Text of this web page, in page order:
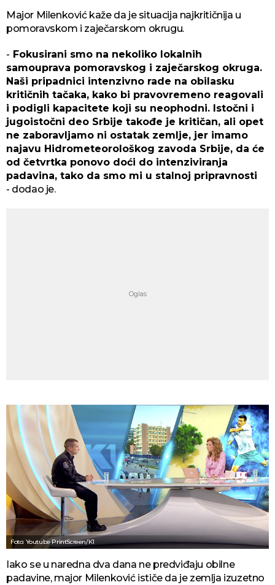
Major Milenković kaže da je situacija najkritičnija u
pomoravskom i zaječarskom okrugu.
- Fokusirani smo na nekoliko lokalnih
samouprava pomoravskog i zaječarskog okruga.
Naši pripadnici intenzivno rade na obilasku
kritičnih tačaka, kako bi pravovremeno reagovali
i podigli kapacitete koji su neophodni. Istočni i
jugoistočni deo Srbije takođe je kritičan, ali opet
ne zaboravljamo ni ostatak zemlje, jer imamo
najavu Hidrometeorološkog zavoda Srbije, da će
od četvrtka ponovo doći do intenziviranja
padavina, tako da smo mi u stalnoj pripravnosti
- dodao je.
Foto: Youtube PrintScreen/K1
Iako se u naredna dva dana ne predviđaju obilne
padavine, major Milenković ističe da je zemlja izuzetno